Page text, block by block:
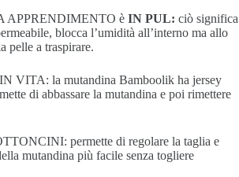
è IN PUL: ciò significa
blocca l’umidità all’interno ma allo
pelle a traspirare.
VITA: la mutandina Bamboolik ha jersey
di abbassare la mutandina e poi rimettere
permette di regolare la taglia e
mutandina più facile senza togliere